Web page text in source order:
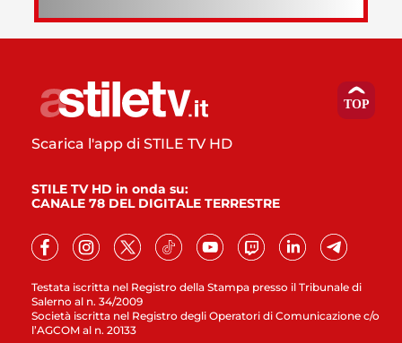
Testata iscritta nel Registro della Stampa presso il Tribunale di
Salerno al n. 34/2009
Società iscritta nel Registro degli Operatori di Comunicazione c/o
l’AGCOM al n. 20133
Scarica l'app di STILE TV HD
STILE TV HD in onda su:
CANALE 78 DEL DIGITALE TERRESTRE